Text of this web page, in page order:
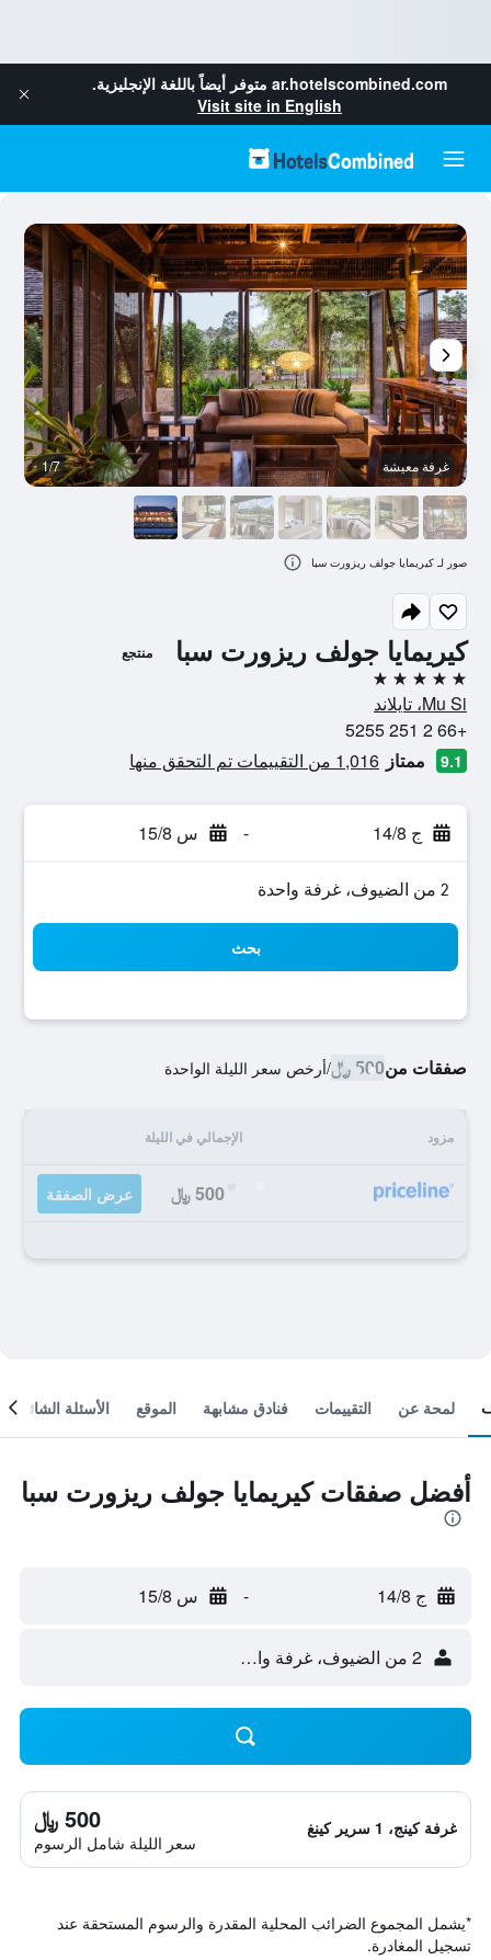
ar.hotelscombined.com متوفر أيضاً باللغة الإنجليزية.
Visit site in English
كيريمايا جولف ريزورت سبا منتجع
5 نجوم
Mu Si، تايلاند
+66 2 251 5255
9.1 ممتاز 1,016 من التقييمات تم التحقق منها
ج 14/8 - س 15/8
2 من الضيوف، غرفة واحدة
بحث
صفقات من500 ﷼ /أرخص سعر الليلة الواحدة
مزود الإجمالي في الليلة
500 ﷼ عرض الصفقة
غرفة معيشة 1/7
صور لـ كيريمايا جولف ريزورت سبا
لمحة عن التقييمات فنادق مشابهة الموقع الأسئلة الشائعة
أفضل صفقات كيريمايا جولف ريزورت سبا
ج 14/8 - س 15/8
2 من الضيوف، غرفة واحدة
غرفة كينج، 1 سرير كينغ 500 ﷼
سعر الليلة شامل الرسوم
*يشمل المجموع الضرائب المحلية المقدرة والرسوم المستحقة عند
تسجيل المغادرة.